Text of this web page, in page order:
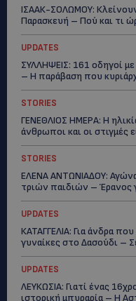
ΙΣΑΑΚ-ΣΟΛΩΜΟΥ:
Παρασκευή – Πού και τι
UPDATES
ΣΥΛΛΗΨΕΙΣ: 161 οδηγοί
– Η παράβαση που
STORIES
ΓΕΝΕΘΛΙΟΣ ΗΜΕΡΑ: Η
άνθρωποι και οι στιγμές
STORIES
ΕΛΕΝΑ ΑΝΤΩΝΙΑΔΟΥ:
τριών παιδιών – Έρανος
UPDATES
ΚΑΤΑΓΓΕΛΙΑ: Για άνδρα
γυναίκες στο Δασούδι –
UPDATES
ΛΕΥΚΩΣΙΑ: Γιατί ένας
ιστορική μπυραρία – Η